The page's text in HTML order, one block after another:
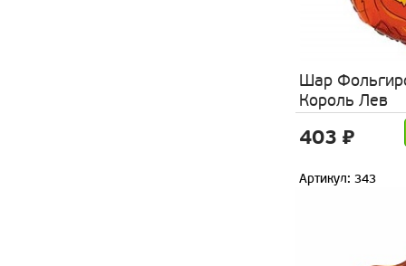
Шар
Король Лев
403 ₽
Артикул: 343